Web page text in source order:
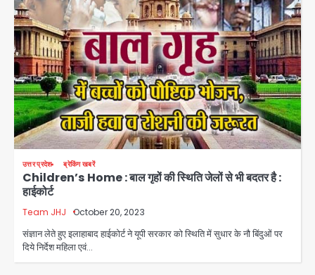
उत्तर प्रदेश ब्रेकिंग खबरें
Children’s Home : बाल गृहों की स्थिति जेलों से भी बदतर है :
हाईकोर्ट
Team JHJ October 20, 2023
संज्ञान लेते हुए इलाहाबाद हाईकोर्ट ने यूपी सरकार को स्थिति में सुधार के नौ बिंदुओं पर
दिये निर्देश महिला एवं…
2
बैठक
3
एंटी-बर्गलरी सेल की बड़ी कामयाबी, चोरी के
माल की खरीद-फरोख्त करने वाले गिरोह का
भंडाफोड़
Team JHJ
सरकारी भर्ती परीक्षाओं में नकल कराने वाले
अंतरराज्यीय गिरोह का भंडाफोड़, मास्टरमाइंड
जिला पुलिस का बड़ा एक्शन
Team JHJ